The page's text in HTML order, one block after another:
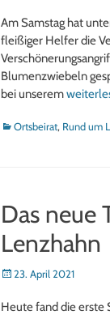
Am Samstag hat
fleißiger Helfer die
Blumenzwiebeln
bei unserem
Kategorien
Ortsbeirat, Rund um
Das neue
Lenzhahn
Posted23. April 2021
Heute fand die erste